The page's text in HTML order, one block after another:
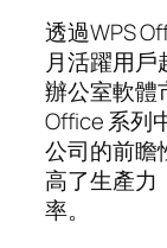
透過WPS
月活躍用
辦公室軟體
Office 系列
公司的前瞻
高了生產力
率。